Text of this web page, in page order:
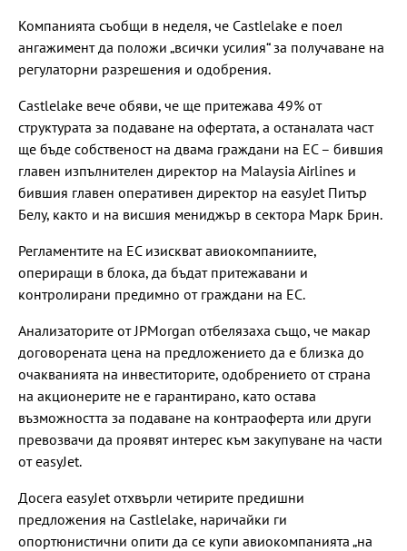
Компанията съобщи в неделя, че Castlelake е поел
ангажимент да положи „всички усилия“ за получаване на
регулаторни разрешения и одобрения.
Castlelake вече обяви, че ще притежава 49% от
структурата за подаване на офертата, а останалата част
ще бъде собственост на двама граждани на ЕС – бившия
главен изпълнителен директор на Malaysia Airlines и
бившия главен оперативен директор на easyJet ⁠Питър
Белу, както и на висшия мениджър в сектора Марк Брин.
Регламентите на ЕС изискват авиокомпаниите,
опериращи в блока, да бъдат притежавани и
контролирани предимно от граждани на ЕС.
Анализаторите от JPMorgan отбелязаха също, че макар
договорената цена на предложението да е близка до
очакванията на инвеститорите, одобрението от страна
на акционерите не е гарантирано, като остава
възможността за подаване на контраоферта или други
превозвачи да проявят интерес към закупуване на части
от easyJet.
Досега easyJet отхвърли четирите предишни
предложения на Castlelake, наричайки ги
опортюнистични опити да се купи авиокомпанията „на